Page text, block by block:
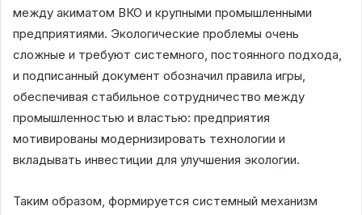
между акиматом ВКО и крупными промышленными
предприятиями. Экологические проблемы очень
сложные и требуют системного, постоянного подхода,
и подписанный документ обозначил правила игры,
обеспечивая стабильное сотрудничество между
промышленностью и властью: предприятия
мотивированы модернизировать технологии и
вкладывать инвестиции для улучшения экологии.
Таким образом, формируется системный механизм